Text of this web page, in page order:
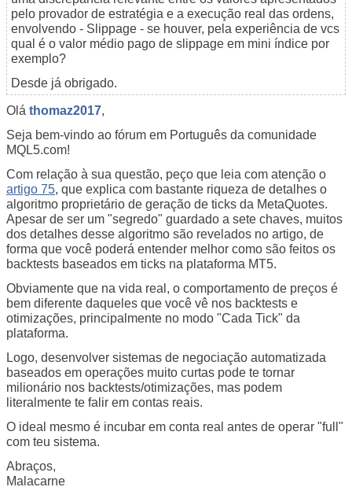
pelo provador de estratégia e a execução real das ordens,
envolvendo - Slippage - se houver, pela experiência de vcs
qual é o valor médio pago de slippage em mini índice por
exemplo?
Desde já obrigado.
Olá thomaz2017,
Seja bem-vindo ao fórum em Português da comunidade
MQL5.com!
Com relação à sua questão, peço que leia com atenção o
artigo 75, que explica com bastante riqueza de detalhes o
algoritmo proprietário de geração de ticks da MetaQuotes.
Apesar de ser um "segredo" guardado a sete chaves, muitos
dos detalhes desse algoritmo são revelados no artigo, de
forma que você poderá entender melhor como são feitos os
backtests baseados em ticks na plataforma MT5.
Obviamente que na vida real, o comportamento de preços é
bem diferente daqueles que você vê nos backtests e
otimizações, principalmente no modo "Cada Tick" da
plataforma.
Logo, desenvolver sistemas de negociação automatizada
baseados em operações muito curtas pode te tornar
milionário nos backtests/otimizações, mas podem
literalmente te falir em contas reais.
O ideal mesmo é incubar em conta real antes de operar "full"
com teu sistema.
Abraços,
Malacarne